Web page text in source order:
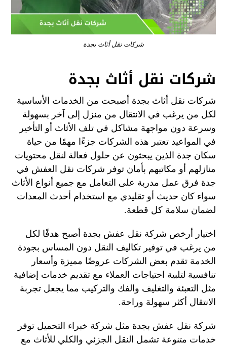
شركات نقل أثاث بجدة
شركات نقل أثاث بجدة
شركات نقل أثاث بجدة أصبحت من الخدمات الأساسية
لكل من يرغب في الانتقال من منزل إلى آخر بسهولة
وسرعة دون مواجهة مشاكل في تلف الأثاث أو التأخير
في المواعيد تعتبر هذه الشركات جزءًا مهمًا من حياة
سكان جدة الذين يبحثون عن حلول فعالة لنقل محتويات
منازلهم أو مكاتبهم بأمان توفر شركات نقل العفش في
جدة فرق عمل مدربة على التعامل مع جميع أنواع الأثاث
سواء كان حديث أو تقليدي مع استخدام أحدث المعدات
لضمان سلامة كل قطعة.
اختيار أرخص شركة نقل عفش بجدة أصبح هدفًا لكل
من يرغب في توفير تكاليف النقل دون المساس بجودة
الخدمة تقدم بعض الشركات عروضًا مميزة وأسعار
تنافسية لتلبية احتياجات العملاء مع تقديم خدمات إضافية
مثل التعبئة والتغليف والفك والتركيب مما يجعل تجربة
الانتقال أكثر سهولة وراحة.
شركة نقل عفش بجدة مثل شركة خبراء التحميل توفر
خدمات متنوعة تشمل النقل الجزئي والكلي للأثاث مع